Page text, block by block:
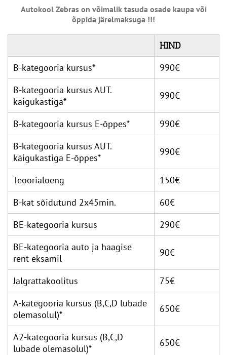
Autokool Zebras on võimalik tasuda osade kaupa või
õppida järelmaksuga !!!
HIND
B-kategooria kursus*
990€
B-kategooria kursus AUT.
käigukastiga*
990€
B-kategooria kursus E-õppes*
990€
B-kategooria kursus AUT.
käigukastiga E-õppes*
990€
Teoorialoeng
150€
B-kat sõidutund 2x45min.
60€
BE-kategooria kursus
290€
BE-kategooria auto ja haagise
rent eksamil
90€
Jalgrattakoolitus
75€
A-kategooria kursus (B,C,D lubade
olemasolul)*
650€
A2-kategooria kursus (B,C,D
lubade olemasolul)*
650€